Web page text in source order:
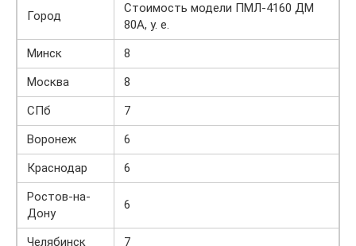
Город
Стоимость модели ПМЛ-4160 ДМ
80А, у. е.
Минск
8
Москва
8
СПб
7
Воронеж
6
Краснодар
6
Ростов-на-
Дону
6
Челябинск 7